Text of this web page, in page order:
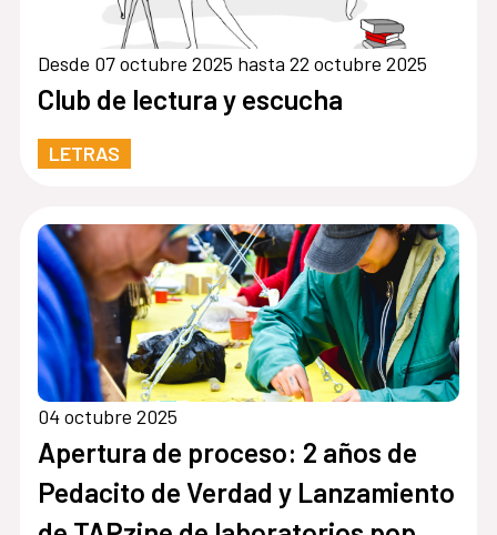
Desde 07 octubre 2025 hasta 22 octubre 2025
Club de lectura y escucha
LETRAS
04 octubre 2025
Apertura de proceso: 2 años de
Pedacito de Verdad y Lanzamiento